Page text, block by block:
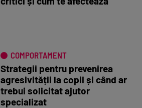
COMPORTAMENT
Strategii pentru prevenirea
agresivității la copii și când ar
trebui solicitat ajutor
specializat